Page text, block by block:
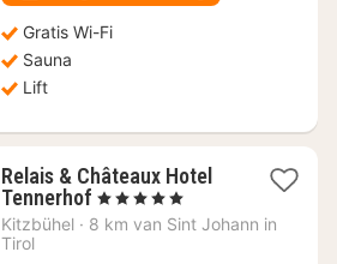
Gratis Wi-Fi
Sauna
Lift
Relais & Châteaux Hotel
Tennerhof 1
nacht
, 5 Sterren
Kitzbühel · 8 km van Sint Johann in
Tirol